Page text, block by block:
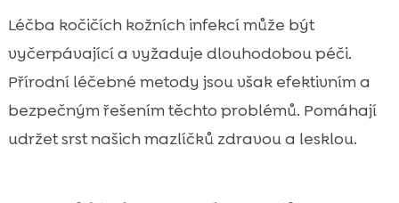
Léčba kočičích kožních infekcí může být
vyčerpávající a vyžaduje dlouhodobou péči.
Přírodní léčebné metody jsou však efektivním a
bezpečným řešením těchto problémů. Pomáhají
udržet srst našich mazlíčků zdravou a lesklou.